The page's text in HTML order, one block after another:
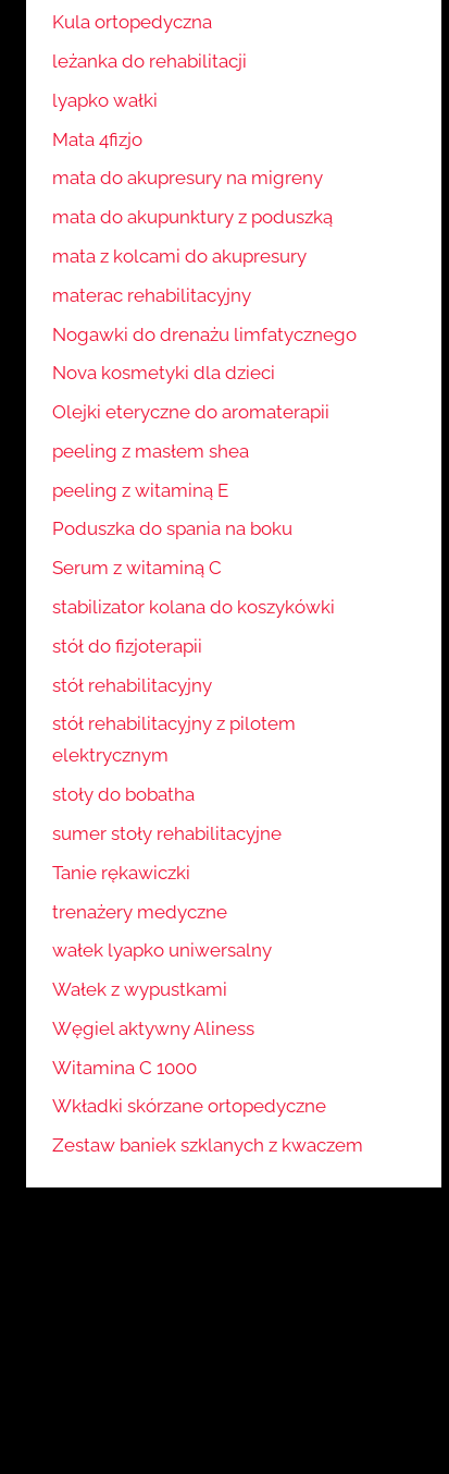
Kula ortopedyczna
leżanka do rehabilitacji
lyapko wałki
Mata 4fizjo
mata do akupresury na migreny
mata do akupunktury z poduszką
mata z kolcami do akupresury
materac rehabilitacyjny
Nogawki do drenażu limfatycznego
Nova kosmetyki dla dzieci
Olejki eteryczne do aromaterapii
peeling z masłem shea
peeling z witaminą E
Poduszka do spania na boku
Serum z witaminą C
stabilizator kolana do koszykówki
stół do fizjoterapii
stół rehabilitacyjny
stół rehabilitacyjny z pilotem
elektrycznym
stoły do bobatha
sumer stoły rehabilitacyjne
Tanie rękawiczki
trenażery medyczne
wałek lyapko uniwersalny
Wałek z wypustkami
Węgiel aktywny Aliness
Witamina C 1000
Wkładki skórzane ortopedyczne
Zestaw baniek szklanych z kwaczem